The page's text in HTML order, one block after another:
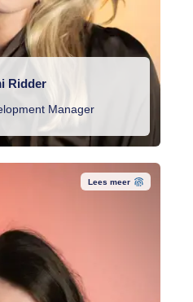
Ridder
Manager
Lees meer